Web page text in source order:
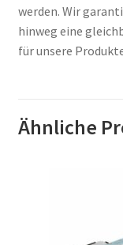
werden. Wir
hinweg eine
für unsere
Ähnliche